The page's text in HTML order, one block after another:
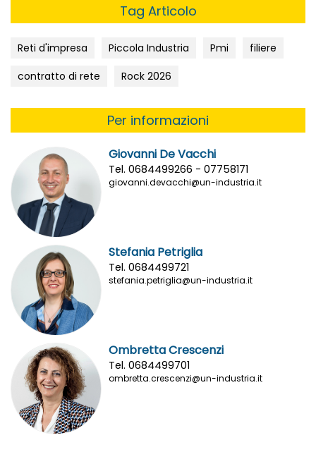
Tag Articolo
Reti d'impresa Piccola Industria Pmi
filiere
contratto di rete
Rock 2026
Per informazioni
Giovanni De Vacchi
Tel. 0684499266 - 07758171
giovanni.devacchi@un-industria.it
Stefania Petriglia
Tel. 0684499721
stefania.petriglia@un-industria.it
Ombretta Crescenzi
Tel. 0684499701
ombretta.crescenzi@un-industria.it